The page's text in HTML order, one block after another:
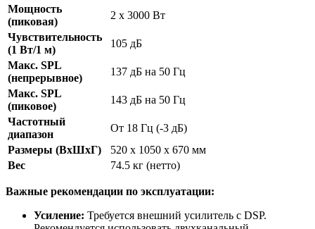
Мощность
(пиковая)
2 x 3000 Вт
Чувствительность
(1 Вт/1 м)
105 дБ
Макс. SPL
(непрерывное)
137 дБ на 50 Гц
Макс. SPL
(пиковое)
143 дБ на 50 Гц
Частотный
диапазон
От 18 Гц (-3 дБ)
Размеры (ВхШхГ)
520 x 1050 x 670 мм
Вес
74.5 кг (нетто)
Важные рекомендации по эксплуатации:
Усиление: Требуется внешний усилитель с DSP.